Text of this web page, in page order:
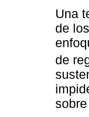
Una
de
de